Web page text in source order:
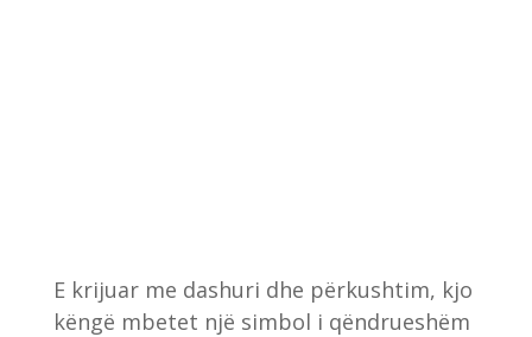
E krijuar me dashuri dhe përkushtim, kjo
këngë mbetet një simbol i qëndrueshëm